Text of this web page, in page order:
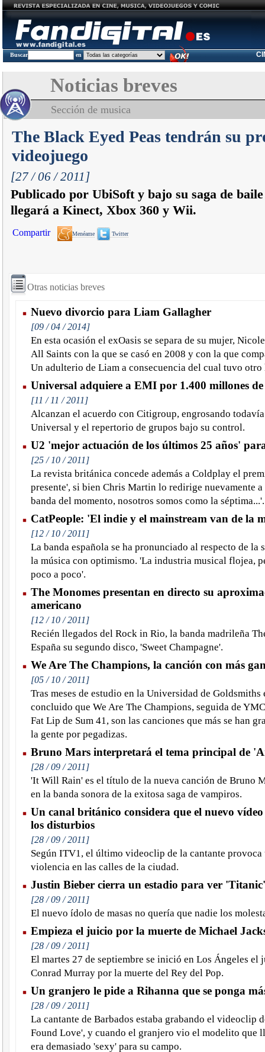
Buscar en
Noticias breves
Sección de musica
The Black Eyed Peas tendrán su
videojuego
[27 / 06 / 2011]
Publicado por UbiSoft y bajo su saga de
llegará a Kinect, Xbox 360 y Wii.
Compartir Menéame Twitter
Otras noticias breves
Nuevo divorcio para Liam Gallagher
[09 / 04 / 2014]
En esta ocasión el exOasis se separa de su mujer,
All Saints con la que se casó en 2008 y con la que
Un adulterio de Liam a consecuencia del cual tuvo
Universal adquiere a EMI por 1.400 millones de
[11 / 11 / 2011]
Alcanzan el acuerdo con Citigroup, engrosando
Universal y el repertorio de grupos bajo su control.
U2 'mejor actuación de los últimos 25 años'
[25 / 10 / 2011]
La revista británica concede además a Coldplay el
presente', si bien Chris Martin lo redirige nuevamente
banda del momento, nosotros somos como la séptima...'.
CatPeople: 'El indie y el mainstream van de la
[12 / 10 / 2011]
La banda española se ha pronunciado al respecto de
la música con optimismo. 'La industria musical flojea,
poco a poco'.
The Monomes presentan en directo su
americano
[12 / 10 / 2011]
Recién llegados del Rock in Rio, la banda madrileña
España su segundo disco, 'Sweet Champagne'.
We Are The Champions, la canción con más
[05 / 10 / 2011]
Tras meses de estudio en la Universidad de Goldsmiths
concluido que We Are The Champions, seguida de
Fat Lip de Sum 41, son las canciones que más se han
la gente por pegadizas.
Bruno Mars interpretará el tema principal de
[28 / 09 / 2011]
'It Will Rain' es el título de la nueva canción de Bruno
en la banda sonora de la exitosa saga de vampiros.
Un canal británico considera que el nuevo
los disturbios
[28 / 09 / 2011]
Según ITV1, el último videoclip de la cantante provoca
violencia en las calles de la ciudad.
Justin Bieber cierra un estadio para ver 'Titanic'
[28 / 09 / 2011]
El nuevo ídolo de masas no quería que nadie los
Empieza el juicio por la muerte de Michael
[28 / 09 / 2011]
El martes 27 de septiembre se inició en Los Ángeles
Conrad Murray por la muerte del Rey del Pop.
Un granjero le pide a Rihanna que se ponga
[28 / 09 / 2011]
La cantante de Barbados estaba grabando el videoclip
Found Love', y cuando el granjero vio el modelito que
era demasiado 'sexy' para su campo.